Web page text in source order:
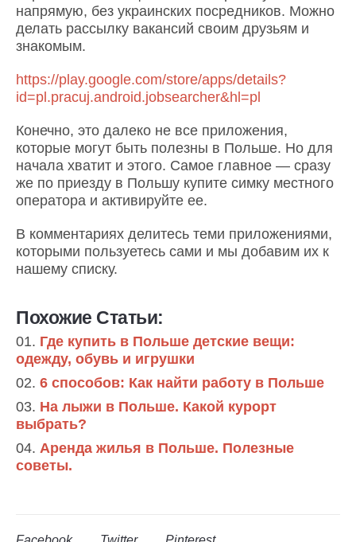
напрямую, без украинских посредников. Можно
делать рассылку вакансий своим друзьям и
знакомым.
https://play.google.com/store/apps/details?
id=pl.pracuj.android.jobsearcher&hl=pl
Конечно, это далеко не все приложения,
которые могут быть полезны в Польше. Но для
начала хватит и этого. Самое главное — сразу
же по приезду в Польшу купите симку местного
оператора и активируйте ее.
В комментариях делитесь теми приложениями,
которыми пользуетесь сами и мы добавим их к
нашему списку.
Похожие Статьи:
Где купить в Польше детские вещи:
одежду, обувь и игрушки
6 способов: Как найти работу в Польше
На лыжи в Польше. Какой курорт
выбрать?
Аренда жилья в Польше. Полезные
советы.